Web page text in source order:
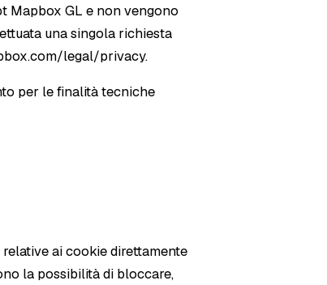
Mapbox GL e non vengono
una singola richiesta
legal/privacy.
per le finalità tecniche
ai cookie direttamente
la possibilità di bloccare,